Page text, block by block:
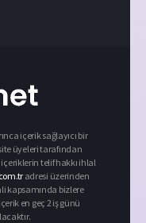
içerik sağlayıcı bir
üyeleri tarafından
telif hakkı ihlal
adresi üzerinden
kapsamında bizlere
en geç 2 iş günü